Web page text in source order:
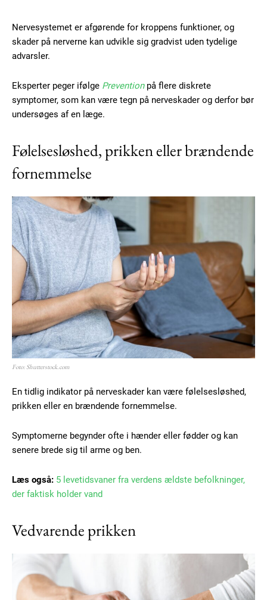
Nervesystemet er afgørende for kroppens funktioner, og
skader på nerverne kan udvikle sig gradvist uden tydelige
advarsler.
Eksperter peger ifølge Preventionpå flere diskrete
symptomer, som kan være tegn på nerveskader og derfor bør
undersøges af en læge.
Følelsesløshed, prikken eller brændende
fornemmelse
Foto: Shutterstock.com
En tidlig indikator på nerveskader kan være følelsesløshed,
prikken eller en brændende fornemmelse.
Symptomerne begynder ofte i hænder eller fødder og kan
senere brede sig til arme og ben.
Læs også: 5 levetidsvaner fra verdens ældste befolkninger,
der faktisk holder vand
Vedvarende prikken